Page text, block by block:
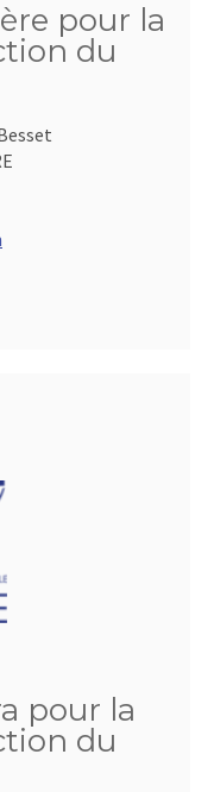
pour la
du
pour la
du